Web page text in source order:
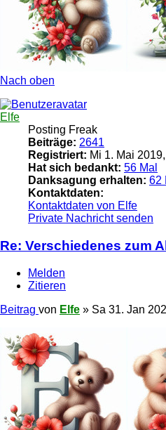
Nach oben
Elfe
Posting Freak
Beiträge: 2641
Registriert: Mi 1. Mai
Hat sich bedankt: 56 Mal
Danksagung erhalten: 62
Kontaktdaten:
Kontaktdaten von Elfe
Private Nachricht senden
Re: Verschiedenes zum
Melden
Zitieren
Beitrag von Elfe » Sa 31. Jan